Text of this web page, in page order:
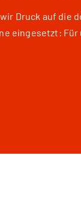
Druck auf die
eingesetzt: